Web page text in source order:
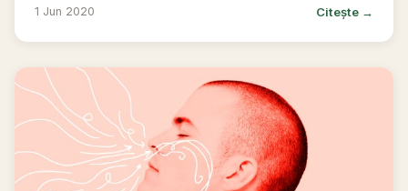
1 Jun 2020 Citește →